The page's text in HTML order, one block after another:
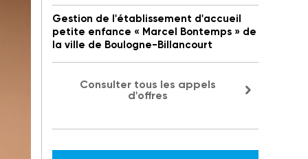
Gestion de l'établissement d'accueil
petite enfance « Marcel Bontemps » de
la ville de Boulogne-Billancourt
Consulter tous les appels
d'offres